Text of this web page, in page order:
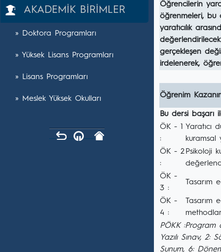
AKADEMİK BİRİMLER
» Doktora Programları
» Yüksek Lisans Programları
» Lisans Programları
» Meslek Yüksek Okulları
Öğrencilerin
öğrenmeleri, bu
yaratıcılık
gerçekleşen
irdelenerek,
Öğrenim
Bu dersi başarı
ÖK - 1
:
Yaratıcı
kuramsal
ÖK - 2
:
Psikoloji
ÖK -
3 :
Tasarım
ÖK -
4 :
Tasarım
PÖKK :Program
Yazılı Sınav, 2:
Sunum, 6: